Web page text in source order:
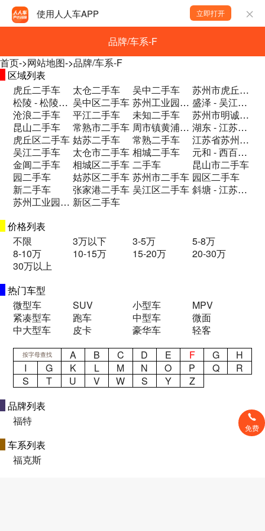
使用人人车APP 立即打开
品牌/车系-F
首页->网站地图->品牌/车系-F
区域列表
虎丘二手车
太仓二手车 吴中二手车
苏州市虎丘区驰云路9号-B-03二手车
松陵 - 松陵镇区江陵东路8号(苏嘉杭高二手车 吴中区二手车 苏州工业园区二手车
盛泽 - 吴江盛泽二手车
沧浪二手车
平江二手车 未知二手车
苏州市明诚二手车市场2栋A1—A4二手车
昆山二手车
常熟市二手车 周市镇黄浦江路209号明城二手车市场2号二手车
湖东 - 江苏省苏州市苏州工业园区龙潭路二手车
虎丘区二手车 姑苏二手车 常熟二手车
江苏省苏州市吴江区平望镇中鲈村汽车市场二手车
吴江二手车
太仓市二手车 相城二手车
元和 - 西百花巷16号二手车
金阊二手车
相城区二手车 二手车
昆山市二手车
园二手车
姑苏区二手车 苏州市二手车 园区二手车
新二手车
张家港二手车 吴江区二手车
斜塘 - 江苏省苏州市工业园区钟园路74二手车
苏州工业园二手车 新区二手车
价格列表
不限
3万以下 3-5万
5-8万
8-10万
10-15万 15-20万
20-30万
30万以上
热门车型
微型车
SUV 小型车
MPV
紧凑型车
跑车 中型车
微面
中大型车
皮卡 豪华车 轻客
按字母查找 A B C D E F G
H
I
G K L M N O P Q
R
S
T U V W S Y
Z
品牌列表
福特
车系列表
福克斯
免费